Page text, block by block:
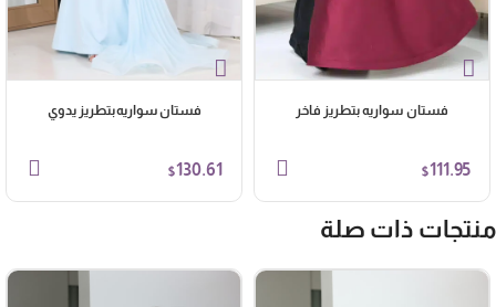
فستان سواريه بتطريز فاخر
$111.95
فستان سواريه بتطريز يدوي
$130.61
ذات صلة